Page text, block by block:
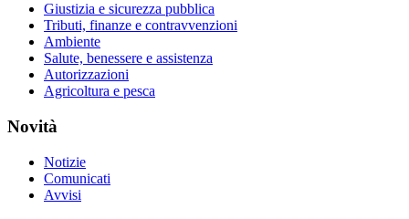
Giustizia e sicurezza pubblica
Tributi, finanze e contravvenzioni
Ambiente
Salute, benessere e assistenza
Autorizzazioni
Agricoltura e pesca
Novità
Notizie
Comunicati
Avvisi